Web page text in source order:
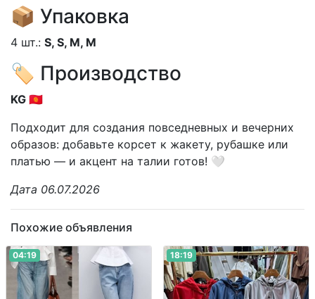
📦 Упаковка
4 шт.: S, S, M, M
🏷️ Производство
KG 🇰🇬
Подходит для создания повседневных и вечерних
образов: добавьте корсет к жакету, рубашке или
платью — и акцент на талии готов! 🤍
Дата 06.07.2026
Похожие объявления
04:19 18:19